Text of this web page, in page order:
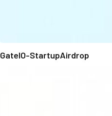
GateIO-StartupAirdrop